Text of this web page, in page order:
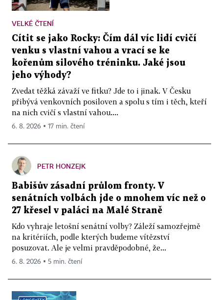
VELKÉ ČTENÍ
Cítit se jako Rocky: Čím dál víc lidí cvičí
venku s vlastní vahou a vrací se ke
kořenům silového tréninku. Jaké jsou
jeho výhody?
Zvedat těžká závaží ve fitku? Jde to i jinak. V Česku
přibývá venkovních posiloven a spolu s tím i těch, kteří
na nich cvičí s vlastní vahou....
6. 8. 2026 ▪ 17 min. čtení
PETR HONZEJK
Babišův zásadní průlom fronty. V
senátních volbách jde o mnohem víc než o
27 křesel v paláci na Malé Straně
Kdo vyhraje letošní senátní volby? Záleží samozřejmě
na kritériích, podle kterých budeme vítězství
posuzovat. Ale je velmi pravděpodobné, že...
6. 8. 2026 ▪ 5 min. čtení